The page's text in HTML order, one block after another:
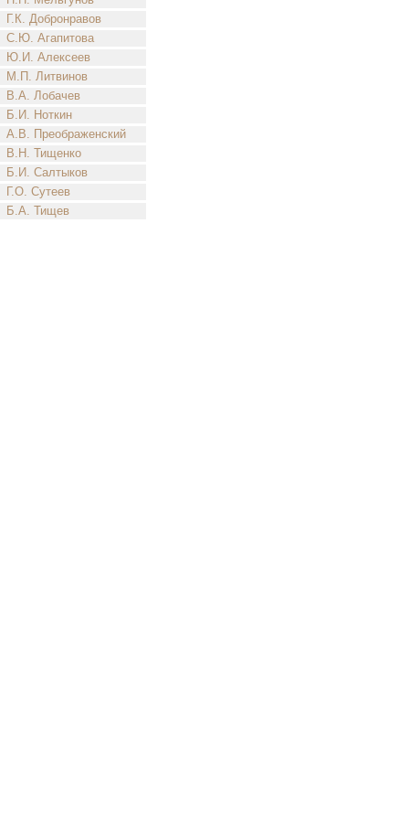
Г.К. Добронравов
С.Ю. Агапитова
Ю.И. Алексеев
М.П. Литвинов
В.А. Лобачев
Б.И. Ноткин
А.В. Преображенский
В.Н. Тищенко
Б.И. Салтыков
Г.О. Сутеев
Б.А. Тищев